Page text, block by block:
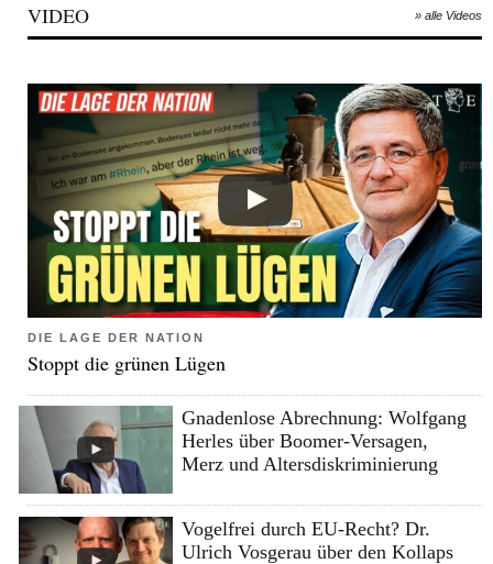
VIDEO » alle Videos
DIE LAGE DER NATION
Stoppt die grünen Lügen
Gnadenlose Abrechnung: Wolfgang
Herles über Boomer-Versagen,
Merz und Altersdiskriminierung
Vogelfrei durch EU-Recht? Dr.
Ulrich Vosgerau über den Kollaps